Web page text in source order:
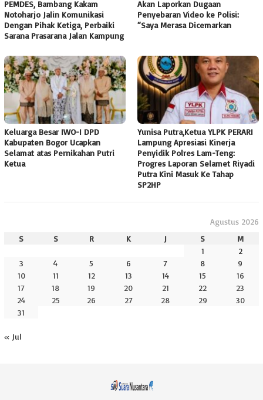
PEMDES, Bambang Kakam
Notoharjo Jalin Komunikasi
Dengan Pihak Ketiga, Perbaiki
Sarana Prasarana Jalan Kampung
Akan Laporkan Dugaan
Penyebaran Video ke Polisi:
“Saya Merasa Dicemarkan
Keluarga Besar IWO-I DPD
Kabupaten Bogor Ucapkan
Selamat atas Pernikahan Putri
Ketua
Yunisa Putra,Ketua YLPK PERARI
Lampung Apresiasi Kinerja
Penyidik Polres Lam-Teng:
Progres Laporan Selamet Riyadi
Putra Kini Masuk Ke Tahap
SP2HP
Agustus 2026
S
S R K J S
M
1
2
3
4 5 6 7 8
9
10
11 12 13 14 15
16
17
18 19 20 21 22
23
24
25 26 27 28 29
30
31
« Jul